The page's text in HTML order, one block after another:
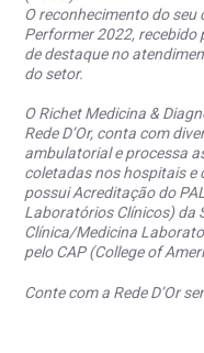
O reconhecimento do seu
Performer 2022, recebido
de destaque no
do setor.
O Richet Medicina &
Rede D’Or, conta com
ambulatorial e processa
coletadas nos hospitais e
possui Acreditação do
Laboratórios Clínicos) da
Clínica/Medicina
pelo CAP (College of
Conte com a Rede D’Or